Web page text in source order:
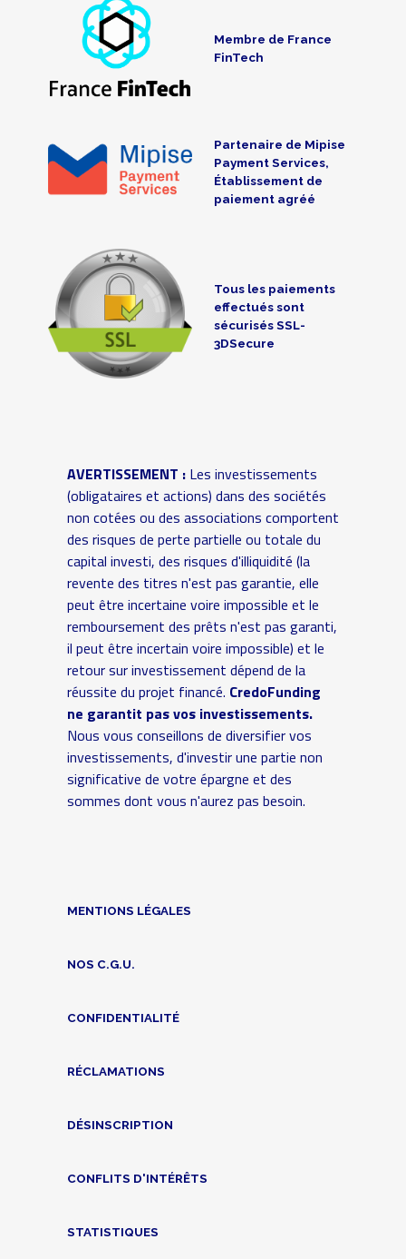
Membre de France
FinTech
Partenaire de Mipise
Payment Services,
Établissement de
paiement agréé
Tous les paiements
effectués sont
sécurisés SSL-
3DSecure
AVERTISSEMENT :Les investissements
(obligataires et actions) dans des sociétés
non cotées ou des associations comportent
des risques de perte partielle ou totale du
capital investi, des risques d'illiquidité (la
revente des titres n'est pas garantie, elle
peut être incertaine voire impossible et le
remboursement des prêts n'est pas garanti,
il peut être incertain voire impossible) et le
retour sur investissement dépend de la
réussite du projet financé. CredoFunding
ne garantit pas vos investissements.
Nous vous conseillons de diversifier vos
investissements, d'investir une partie non
significative de votre épargne et des
sommes dont vous n'aurez pas besoin.
MENTIONS LÉGALES
NOS C.G.U.
CONFIDENTIALITÉ
RÉCLAMATIONS
DÉSINSCRIPTION
CONFLITS D'INTÉRÊTS
STATISTIQUES